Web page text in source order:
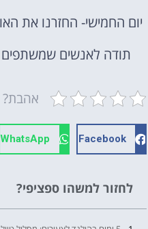
יום החמישי- החזרנו את
תודה לאנשים שמשתפים
אהבת?
Facebook
WhatsApp
לחזור למשהו ספציפי?